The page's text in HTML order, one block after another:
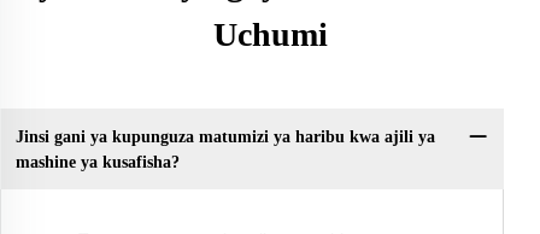
Uchumi
Jinsi gani ya kupunguza matumizi ya haribu kwa ajili ya
mashine ya kusafisha?